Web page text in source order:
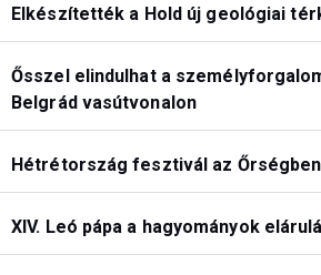
Elkészítették a Hold új geológiai
Ősszel elindulhat a
Belgrád vasútvonalon
Hétrétország fesztivál az Őrségben
XIV. Leó pápa a hagyományok